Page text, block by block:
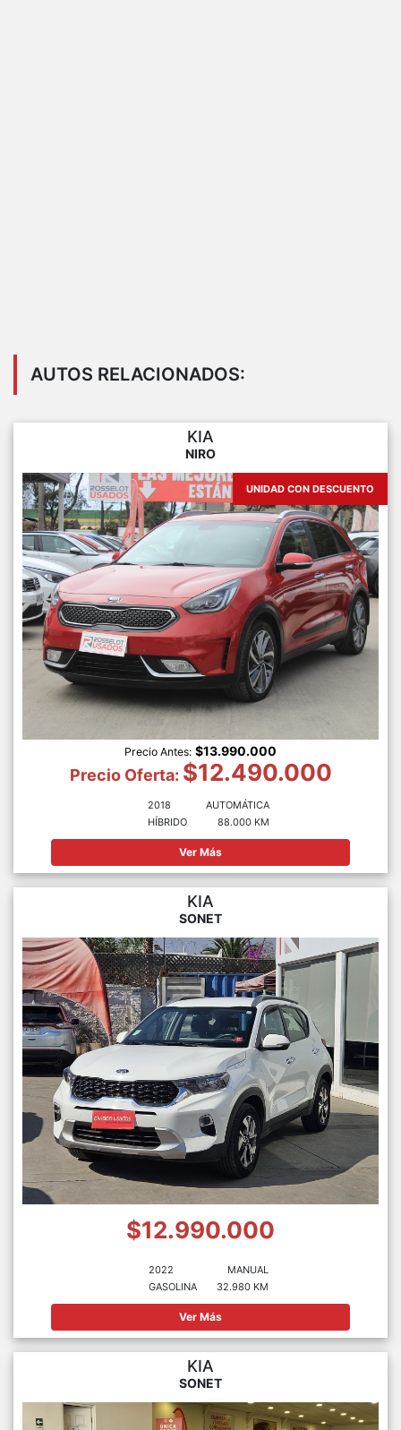
AUTOS RELACIONADOS:
KIA
NIRO
UNIDAD CON DESCUENTO
Precio Antes: $13.990.000
Precio Oferta: $12.490.000
2018
HÍBRIDO
AUTOMÁTICA
88.000 KM
Ver Más
KIA
SONET
$12.990.000
2022
GASOLINA
MANUAL
32.980 KM
Ver Más
KIA
SONET